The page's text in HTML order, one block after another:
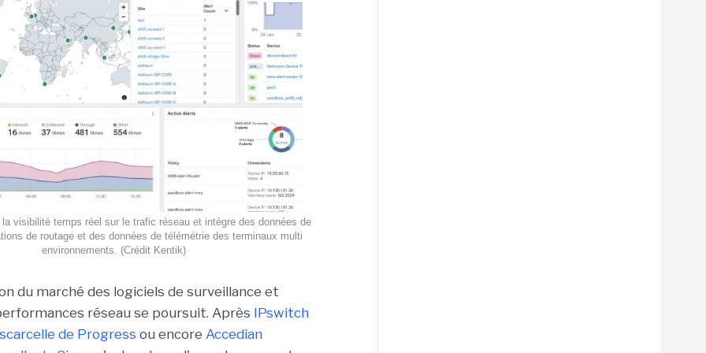
visibilité temps réel sur le trafic réseau et intègre des données de
de routage et des données de télémétrie des terminaux multi
environnements. (Crédit Kentik)
du marché des logiciels de surveillance et
réseau se poursuit. Après IPswitch
de Progress ou encore Accedian